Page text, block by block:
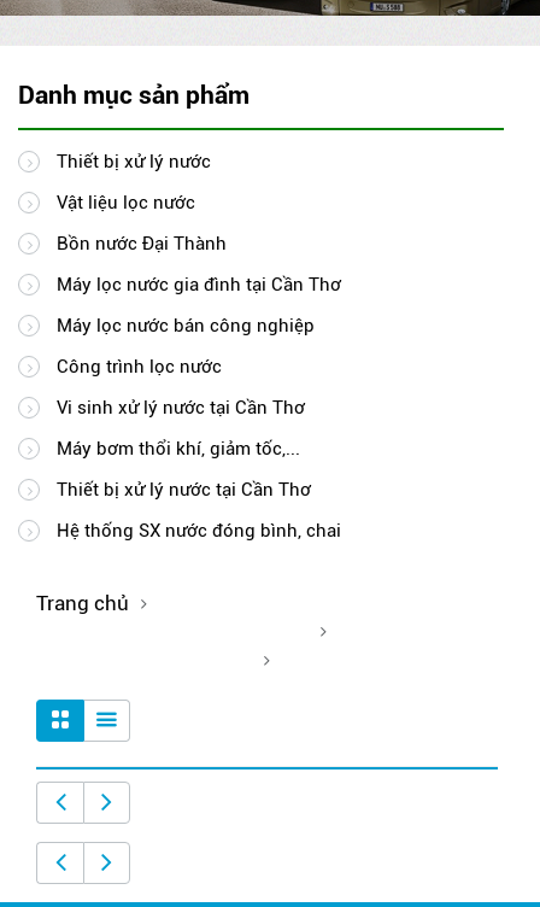
Danh mục sản phẩm
Thiết bị xử lý nước
Vật liệu lọc nước
Bồn nước Đại Thành
Máy lọc nước gia đình tại Cần Thơ
Máy lọc nước bán công nghiệp
Công trình lọc nước
Vi sinh xử lý nước tại Cần Thơ
Máy bơm thổi khí, giảm tốc,...
Thiết bị xử lý nước tại Cần Thơ
Hệ thống SX nước đóng bình, chai
Trang chủ